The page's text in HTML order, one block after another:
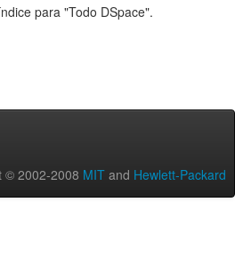
para "Todo DSpace".
© 2002-2008 MIT and Hewlett-Packard